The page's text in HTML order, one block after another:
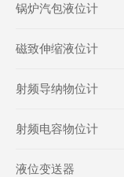
锅炉汽包液位计
磁致伸缩液位计
射频导纳物位计
射频电容物位计
液位变送器